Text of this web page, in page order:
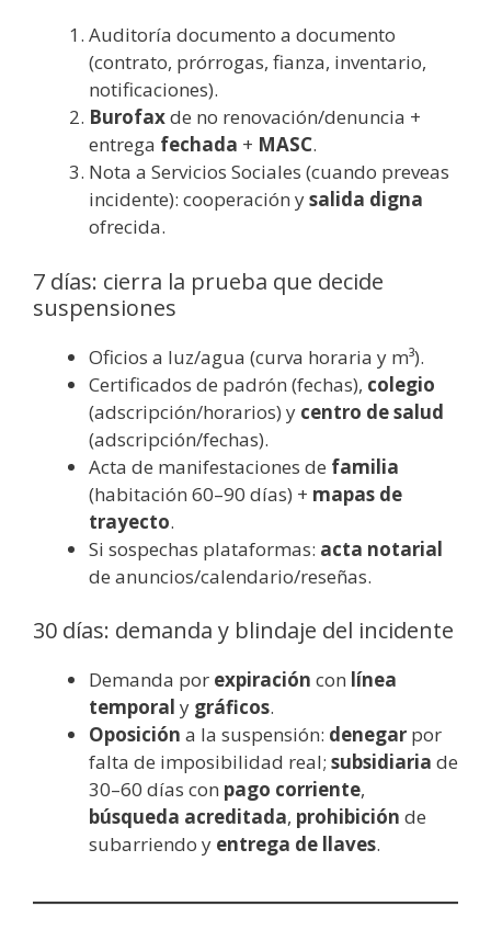
Auditoría documento a documento
(contrato, prórrogas, fianza, inventario,
notificaciones).
Burofaxde no renovación/denuncia +
entrega fechada + MASC.
Nota a Servicios Sociales (cuando preveas
incidente): cooperación ysalida digna
ofrecida.
7 días: cierra la prueba que decide
suspensiones
Oficios a luz/agua (curva horaria y m³).
Certificados de padrón (fechas), colegio
(adscripción/horarios) y centro de salud
(adscripción/fechas).
Acta de manifestaciones de familia
(habitación 60–90 días) + mapas de
trayecto.
Si sospechas plataformas: acta notarial
de anuncios/calendario/reseñas.
30 días: demanda y blindaje del incidente
Demanda por expiración con línea
temporal y gráficos.
Oposición a la suspensión: denegar por
falta de imposibilidad real; subsidiaria de
30–60 días con pago corriente,
búsqueda acreditada, prohibición de
subarriendo y entrega de llaves.